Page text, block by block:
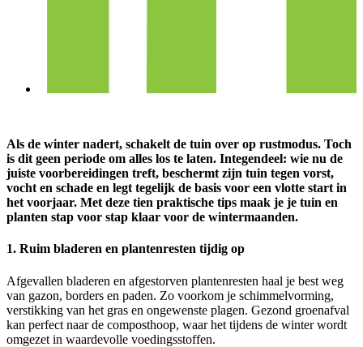
Als de winter nadert, schakelt de tuin over op rustmodus. Toch
is dit geen periode om alles los te laten. Integendeel: wie nu de
juiste voorbereidingen treft, beschermt zijn tuin tegen vorst,
vocht en schade en legt tegelijk de basis voor een vlotte start in
het voorjaar. Met deze tien praktische tips maak je je tuin en
planten stap voor stap klaar voor de wintermaanden.
1. Ruim bladeren en plantenresten tijdig op
Afgevallen bladeren en afgestorven plantenresten haal je best weg
van gazon, borders en paden. Zo voorkom je schimmelvorming,
verstikking van het gras en ongewenste plagen. Gezond groenafval
kan perfect naar de composthoop, waar het tijdens de winter wordt
omgezet in waardevolle voedingsstoffen.